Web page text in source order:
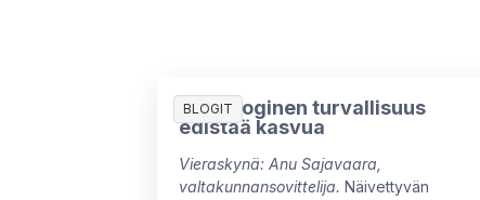
BLOGIT
Psykologinen turvallisuus
edistää kasvua
Vieraskynä: Anu Sajavaara,
valtakunnansovittelija. Näivettyvän